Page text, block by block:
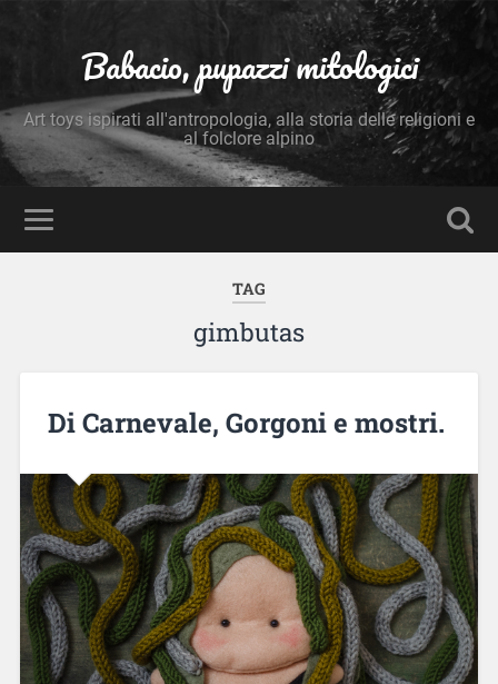
Babacio, pupazzi mitologici
Art toys ispirati all'antropologia, alla storia delle religioni e
al folclore alpino
TAG
gimbutas
Di Carnevale, Gorgoni e mostri.